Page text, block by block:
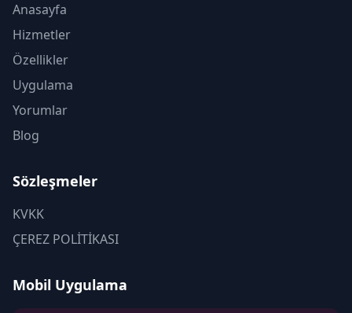
Anasayfa
Hizmetler
Özellikler
Uygulama
Yorumlar
Blog
Sözleşmeler
KVKK
ÇEREZ POLİTİKASI
Mobil Uygulama